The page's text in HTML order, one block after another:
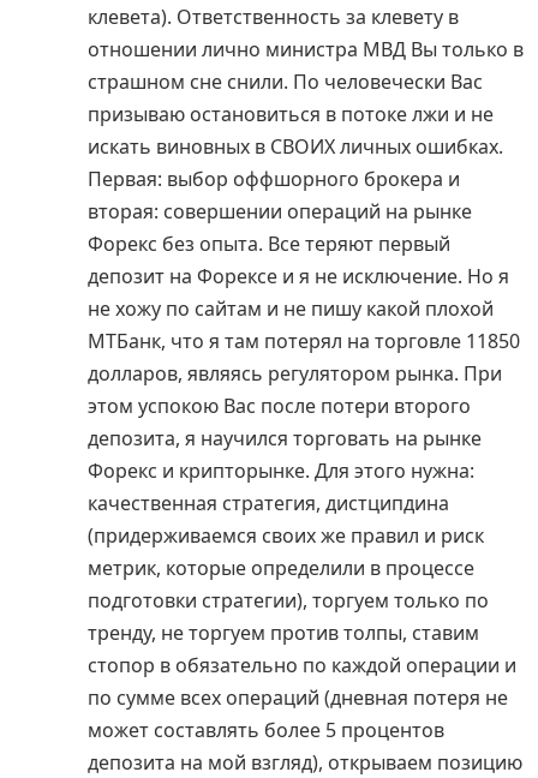
клевета). Ответственность за клевету в
отношении лично министра МВД Вы только в
страшном сне снили. По человечески Вас
призываю остановиться в потоке лжи и не
искать виновных в СВОИХ личных ошибках.
Первая: выбор оффшорного брокера и
вторая: совершении операций на рынке
Форекс без опыта. Все теряют первый
депозит на Форексе и я не исключение. Но я
не хожу по сайтам и не пишу какой плохой
МТБанк, что я там потерял на торговле 11850
долларов, являясь регулятором рынка. При
этом успокою Вас после потери второго
депозита, я научился торговать на рынке
Форекс и крипторынке. Для этого нужна:
качественная стратегия, дистципдина
(придерживаемся своих же правил и риск
метрик, которые определили в процессе
подготовки стратегии), торгуем только по
тренду, не торгуем против толпы, ставим
стопор в обязательно по каждой операции и
по сумме всех операций (дневная потеря не
может составлять более 5 процентов
депозита на мой взгляд), открываем позицию